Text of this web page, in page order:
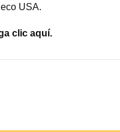
USA.
clic aquí.